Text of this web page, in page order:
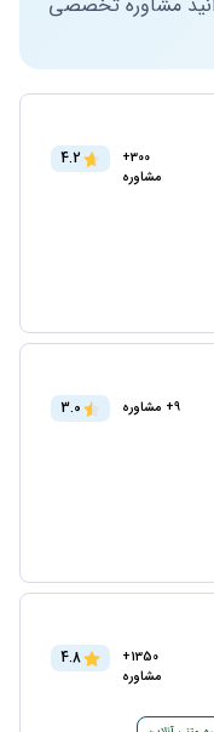
300+
مشاوره
4.2
9+ مشاوره 3.0
1350+
مشاوره
4.8